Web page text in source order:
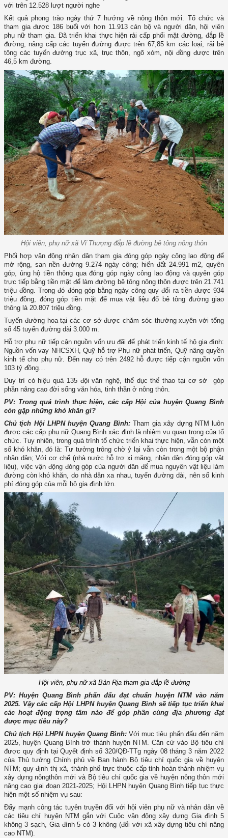
với trên 12.528 lượt người nghe
Kết quả phong trào ngày thứ 7 hướng về nông thôn mới. Tổ chức và
tham gia được 186 buổi với hơn 11.913 cán bộ và người dân, hội viên
phụ nữ tham gia. Đã triển khai thực hiện rải cấp phối mặt đường, đắp lề
đường, nâng cấp các tuyến đường được trên 67,85 km các loại, rải bê
tông các tuyến đường trục xã, trục thôn, ngõ xóm, nội đồng được trên
46,5 km đường.
Hội viên, phụ nữ xã Vĩ Thượng đắp lề đường bê tông nông thôn
Phối hợp vận động nhân dân tham gia đóng góp ngày công lao động để
mở rộng, san nền đường 9.274 ngày công; hiến đất 24.991 m2, quyên
góp, ủng hộ tiền thông qua đóng góp ngày công lao động và quyên góp
trực tiếp bằng tiền mặt để làm đường bê tông nông thôn được trên 21.741
triệu đồng. Trong đó đóng góp bằng ngày công quy đổi ra tiền được 934
triệu đồng, đóng góp tiền mặt để mua vật liệu đổ bê tông đường giao
thông là 20.807 triệu đồng.
Tuyến đường hoa tại các cơ sở được chăm sóc thường xuyên với tổng
số 45 tuyến đường dài 3.000 m.
Hỗ trợ phụ nữ tiếp cận nguồn vốn ưu đãi để phát triển kinh tế hộ gia đình:
Nguồn vốn vay NHCSXH, Quỹ hỗ trợ Phụ nữ phát triển, Quỹ nâng quyền
kinh tế cho phụ nữ. Đến nay có trên 2492 hỗ được tiếp cận nguồn vốn
103 tỷ đồng…
Duy trì có hiệu quả 135 đội văn nghệ, thể dục thể thao tại cơ sở góp
phần nâng cao đời sống văn hóa, tinh thần ở nông thôn.
PV: Trong quá trình thực hiện, các cấp Hội của huyện Quang Bình
còn gặp những khó khăn gì?
Chủ tịch Hội LHPN huyện Quang Bình: Tham gia xây dựng NTM luôn
được các cấp phụ nữ Quang Bình xác định là nhiệm vụ quan trọng của tổ
chức. Tuy nhiên, trong quá trình tổ chức triển khai thực hiện, vẫn còn một
số khó khăn, đó là: Tư tưởng trông chờ ỷ lại vẫn còn trong một bộ phận
nhân dân; Với cơ chế (nhà nước hỗ trợ xi măng, nhân dân đóng góp vật
liệu), việc vận động đóng góp của người dân để mua nguyên vật liệu làm
đường còn khó khăn, do nhà dân xa nhau, tuyến đường dài, nên số kinh
phí đóng góp của mỗi hộ gia đình lớn.
Hội viên, phụ nữ xã Bản Rịa tham gia đắp lề đường
PV: Huyện Quang Bình phấn đấu đạt chuẩn huyện NTM vào năm
2025. Vậy các cấp Hội LHPN huyện Quang Bình sẽ tiếp tục triển khai
các hoạt động trọng tâm nào để góp phần cùng địa phương đạt
được mục tiêu này?
Chủ tịch Hội LHPN huyện Quang Bình:Với mục tiêu phấn đấu đến năm
2025, huyện Quang Bình trở thành huyện NTM. Căn cứ vào Bộ tiêu chí
được quy định tại Quyết định số 320/QĐ-TTg ngày 08 tháng 3 năm 2022
của Thủ tướng Chính phủ về Ban hành Bộ tiêu chí quốc gia về huyện
NTM; quy định thị xã, thành phố trực thuộc cấp tỉnh hoàn thành nhiệm vụ
xây dựng nôngthôn mới và Bộ tiêu chí quốc gia về huyện nông thôn mới
nâng cao giai đoạn 2021-2025; Hội LHPN huyện Quang Bình tiếp tục thực
hiện một số nhiệm vụ sau:
Đẩy mạnh công tác tuyên truyền đối với hội viên phụ nữ và nhân dân về
các tiêu chí huyện NTM gắn với Cuộc vận động xây dựng Gia đình 5
không 3 sạch, Gia đình 5 có 3 không (đối với xã xây dựng tiêu chí nâng
cao NTM).